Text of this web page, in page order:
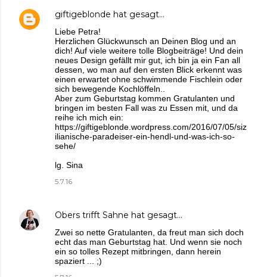
giftigeblonde hat gesagt…
Liebe Petra!
Herzlichen Glückwunsch an Deinen Blog und an
dich! Auf viele weitere tolle Blogbeiträge! Und dein
neues Design gefällt mir gut, ich bin ja ein Fan all
dessen, wo man auf den ersten Blick erkennt was
einen erwartet ohne schwimmende Fischlein oder
sich bewegende Kochlöffeln..
Aber zum Geburtstag kommen Gratulanten und
bringen im besten Fall was zu Essen mit, und da
reihe ich mich ein:
https://giftigeblonde.wordpress.com/2016/07/05/siz
ilianische-paradeiser-ein-hendl-und-was-ich-so-
sehe/
lg. Sina
5.7.16
Obers trifft Sahne hat gesagt…
Zwei so nette Gratulanten, da freut man sich doch
echt das man Geburtstag hat. Und wenn sie noch
ein so tolles Rezept mitbringen, dann herein
spaziert ... ;)